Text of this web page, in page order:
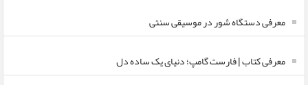
معرفی دستگاه شور در موسیقی سنتی
معرفی کتاب | فارست گامپ؛ دنیای یک ساده دل